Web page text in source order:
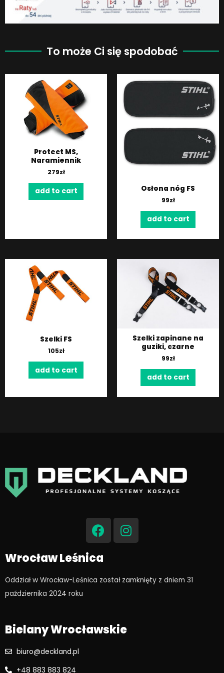
To może Ci się spodobać
Protect MS,
Naramiennik
279zł
add to cart Osłona nóg FS
99zł
add to cart
Szelki FS
105zł
add to cart
Szelki zapinane na
guziki, czarne
99zł
add to cart
F
a
c
e
b
o
I
n
s
g
Wrocław Leśnica
Oddział w Wrocław-Leśnica został zamknięty z dniem 31
października 2024 roku​
Bielany Wrocławskie
biuro@deckland.pl
+48 883 883 824